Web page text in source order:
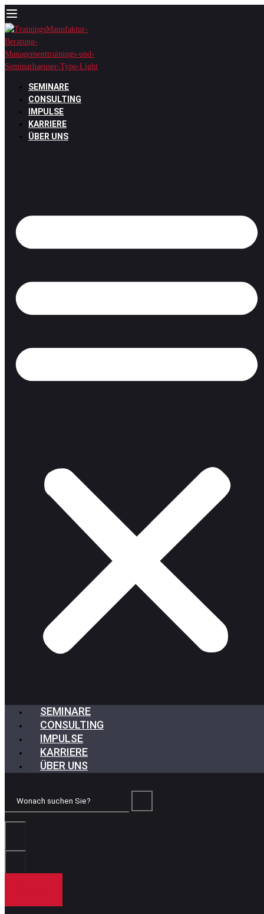
Zum
Inhalt
springen
SEMINARE
CONSULTING
IMPULSE
KARRIERE
ÜBER UNS
SEMINARE
CONSULTING
IMPULSE
KARRIERE
ÜBER UNS
Wonach
Sie?